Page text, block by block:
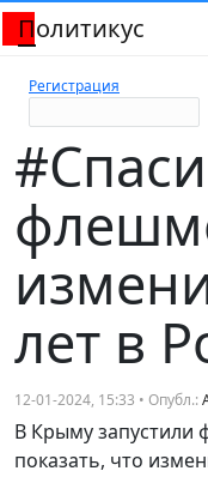
Политикус
Регистрация
лет в
12-01-2024, 15:33 • Опубл.:
В Крыму
показать, что